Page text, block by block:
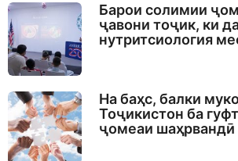
Барои солимии
ҷавони тоҷик, ки
нутритсиология
На баҳс, балки
Тоҷикистон ба
ҷомеаи шаҳрвандӣ